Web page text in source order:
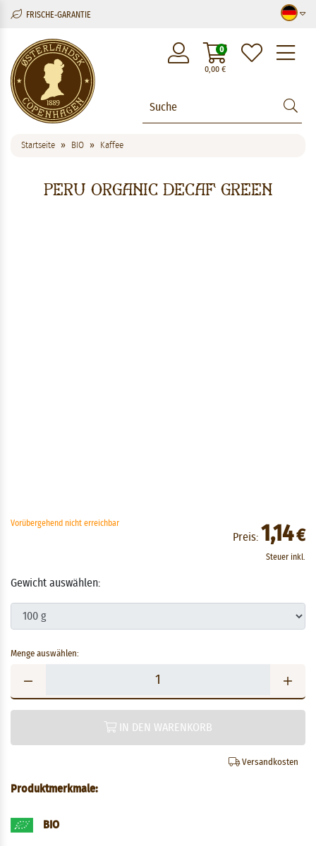
FRISCHE-GARANTIE
0,00€
0
Startseite BIO Kaffee
Peru Organic Decaf Green
Vorübergehend nicht erreichbar
Preis: 1,14€
Steuer inkl.
Gewicht auswählen:
Menge auswählen:
IN DEN WARENKORB
Versandkosten
Produktmerkmale:
BIO